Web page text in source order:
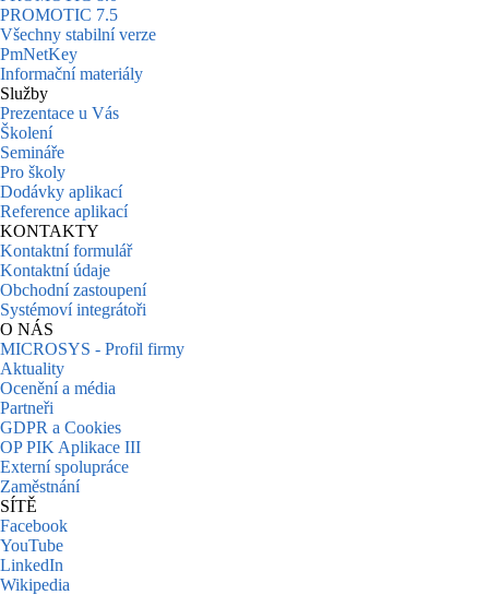
PROMOTIC 7.5
Všechny stabilní verze
PmNetKey
Informační materiály
Služby
Prezentace u Vás
Školení
Semináře
Pro školy
Dodávky aplikací
Reference aplikací
KONTAKTY
Kontaktní formulář
Kontaktní údaje
Obchodní zastoupení
Systémoví integrátoři
O NÁS
MICROSYS - Profil firmy
Aktuality
Ocenění a média
Partneři
GDPR a Cookies
OP PIK Aplikace III
Externí spolupráce
Zaměstnání
SÍTĚ
Facebook
YouTube
LinkedIn
Wikipedia